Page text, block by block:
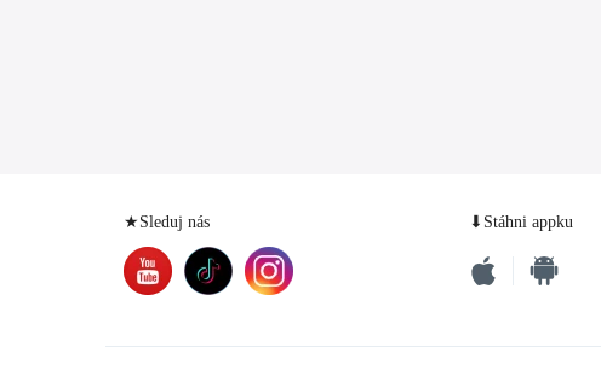
★Sleduj nás ⬇Stáhni appku